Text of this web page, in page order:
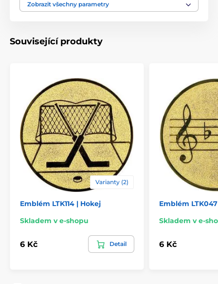
Zobrazit všechny parametry
Související produkty
Varianty (2)
Emblém LTK114 | Hokej
Skladem v e-shopu
6 Kč Detail
Emblém
Skladem v e-
6 Kč